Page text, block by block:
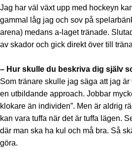
Jag har väl växt upp med hockeyn
gammal låg jag och sov på
arena) medans a-laget tränade.
av skador och gick direkt över till
– Hur skulle du beskriva dig själv
Som tränare skulle jag säga att jag
en utbildande approach. Jobbar
klokare än individen”. Men är aldrig
kan vara tuffa när det är tuffa lägen.
där man ska ha kul och må bra. Så
göra.